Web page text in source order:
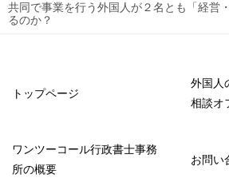
共同で事業を行う外国人が２名とも「経営
るのか？
トップページ
外国人
相談オ
ワンツーコール行政書士事務
所の概要
お問い